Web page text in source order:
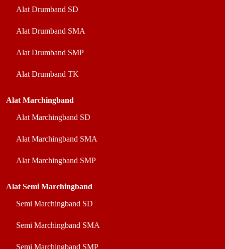
Alat Drumband SD
Alat Drumband SMA
Alat Drumband SMP
Alat Drumband TK
Alat Marchingband
Alat Marchingband SD
Alat Marchingband SMA
Alat Marchingband SMP
Alat Semi Marchingband
Semi Marchingband SD
Semi Marchingband SMA
Semi Marchingband SMP